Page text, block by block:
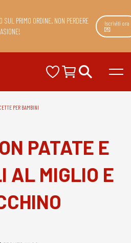
PRIMO ORDINE. NON PERDERE
Iscriviti ora
💌
PER BAMBINI
PATATE E
AL MIGLIO E